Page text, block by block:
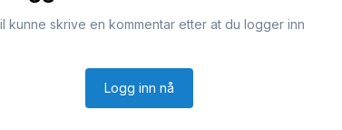
kunne skrive en kommentar etter at du logger inn
Logg inn nå